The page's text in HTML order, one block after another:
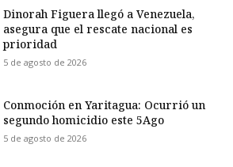
Dinorah Figuera llegó a Venezuela,
asegura que el rescate nacional es
prioridad
5 de agosto de 2026
Conmoción en Yaritagua: Ocurrió un
segundo homicidio este 5Ago
5 de agosto de 2026